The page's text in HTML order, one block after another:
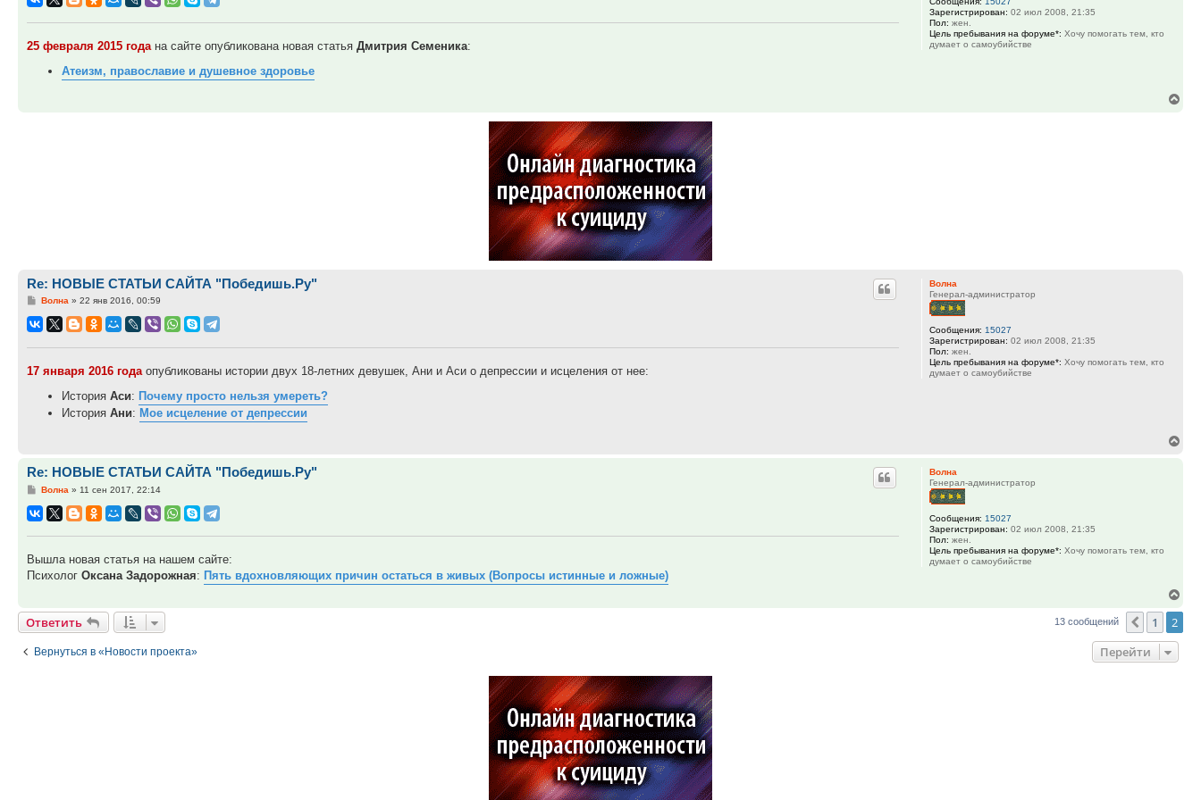
Зарегистрирован: 02 июл 2008, 21:35
Пол: жен.
Цель пребывания на форуме*: Хочу помогать тем, кто
думает о самоубийстве
25 февраля 2015 года на сайте опубликована новая статья Дмитрия Семеника:
Атеизм, православие и душевное здоровье
Волна
Генерал-администратор
Сообщения: 15027
Зарегистрирован: 02 июл 2008, 21:35
Пол: жен.
Цель пребывания на форуме*: Хочу помогать тем, кто
думает о самоубийстве
Re: НОВЫЕ СТАТЬИ САЙТА "Победишь.Ру"
Сообщение
Волна» 22 янв 2016, 00:59
17 января 2016 годаопубликованы истории двух 18-летних девушек, Ани и Аси о депрессии и исцеления от нее:
История Аси: Почему просто нельзя умереть?
История Ани: Мое исцеление от депрессии
Волна
Генерал-администратор
Сообщения: 15027
Зарегистрирован: 02 июл 2008, 21:35
Пол: жен.
Цель пребывания на форуме*: Хочу помогать тем, кто
думает о самоубийстве
Re: НОВЫЕ СТАТЬИ САЙТА "Победишь.Ру"
Сообщение
Волна » 11 сен 2017, 22:14
Вышла новая статья на нашем сайте:
Психолог Оксана Задорожная: Пять вдохновляющих причин остаться в живых (Вопросы истинные и ложные)
к
Ответить 13 сообщений Пред.
1 2
Вернуться в «Новости проекта» Перейти